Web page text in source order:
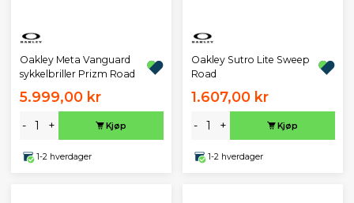
Oakley Meta Vanguard
sykkelbriller Prizm Road
5.999,00 kr
- + Kjøp
1-2 hverdager
Oakley Sutro Lite Sweep
Road
1.607,00 kr
- + Kjøp
1-2 hverdager